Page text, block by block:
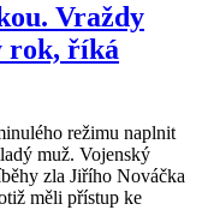
Vraždy
rok, říká
režimu naplnit
muž. Vojenský
zla Jiřího Nováčka
měli přístup ke